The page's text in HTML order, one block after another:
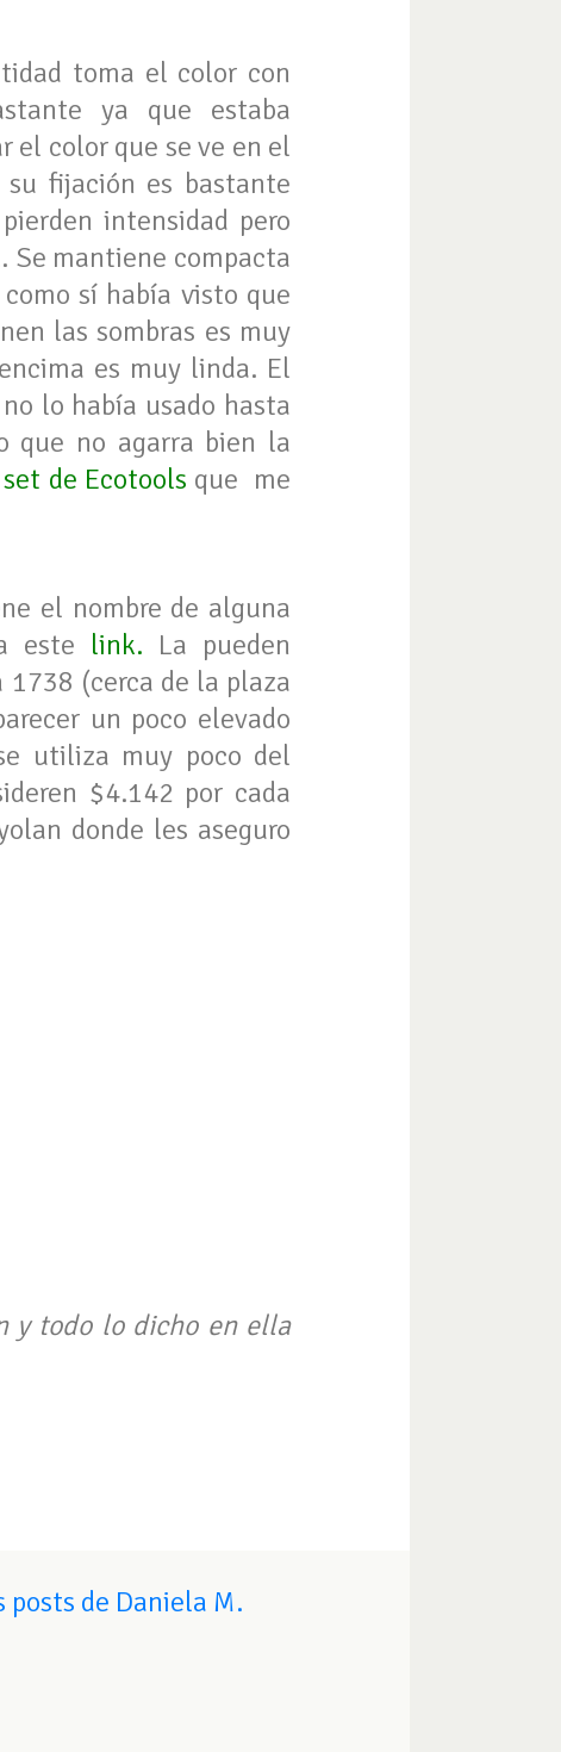
toma el color con
ya que estaba
el color que se ve en el
fijación es bastante
intensidad pero
Se mantiene compacta
sí había visto que
las sombras es muy
es muy linda. El
lo había usado hasta
que no agarra bien la
set de Ecotools que me
el nombre de alguna
este link. La pueden
1738 (cerca de la plaza
un poco elevado
utiliza muy poco del
$4.142 por cada
donde les aseguro
y todo lo dicho en ella
posts de Daniela M.